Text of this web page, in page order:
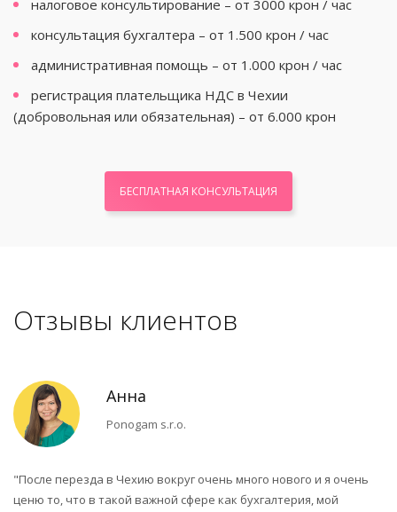
налоговое консультирование – от 3000 крон / час
консультация бухгалтера – от 1.500 крон / час
административная помощь – от 1.000 крон / час
регистрация плательщика НДС в Чехии
(добровольная или обязательная) – от 6.000 крон
БЕСПЛАТНАЯ КОНСУЛЬТАЦИЯ
Отзывы клиентов
Анна
Ponogam s.r.o.
"После перезда в Чехию вокруг очень много нового и я очень
ценю то, что в такой важной сфере как бухгалтерия, мой